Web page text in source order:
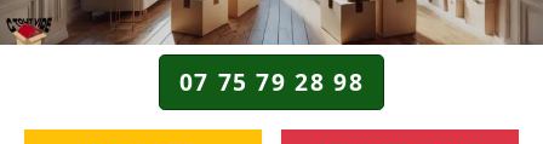
07 75 79 28 98